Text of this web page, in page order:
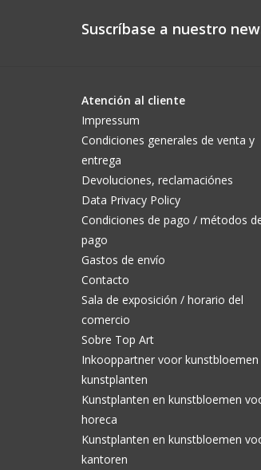
Suscríbase a nuestro
Atención al cliente
Impressum
Condiciones generales de venta y
entrega
Devoluciones, reclamaciónes
Data Privacy Policy
Condiciones de pago / métodos
pago
Gastos de envío
Contacto
Sala de exposición / horario del
comercio
Sobre Top Art
Inkooppartner voor kunstbloemen
kunstplanten
Kunstplanten en kunstbloemen
horeca
Kunstplanten en kunstbloemen
kantoren